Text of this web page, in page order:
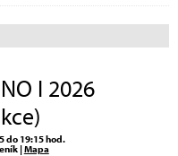
I 2026
do 19:15 hod.
|Mapa